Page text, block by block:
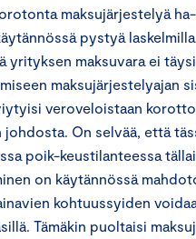
maksujärjestelyä
pystyä laskelmilla
yrityksen maksuvara ei
maksujärjestelyajan
veroveloistaan
johdosta. On selvää, että
poik-keustilanteessa
on käytännössä
kohtuussyiden
Tämäkin puoltaisi